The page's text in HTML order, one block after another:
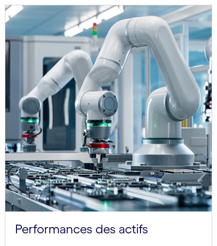
Performances des actifs